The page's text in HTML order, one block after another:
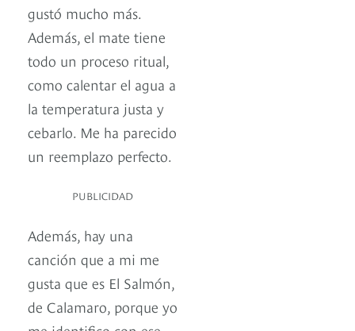
gustó mucho más.
Además, el mate tiene
todo un proceso ritual,
como calentar el agua a
la temperatura justa y
cebarlo. Me ha parecido
un reemplazo perfecto.
PUBLICIDAD
Además, hay una
canción que a mi me
gusta que es El Salmón,
de Calamaro, porque yo